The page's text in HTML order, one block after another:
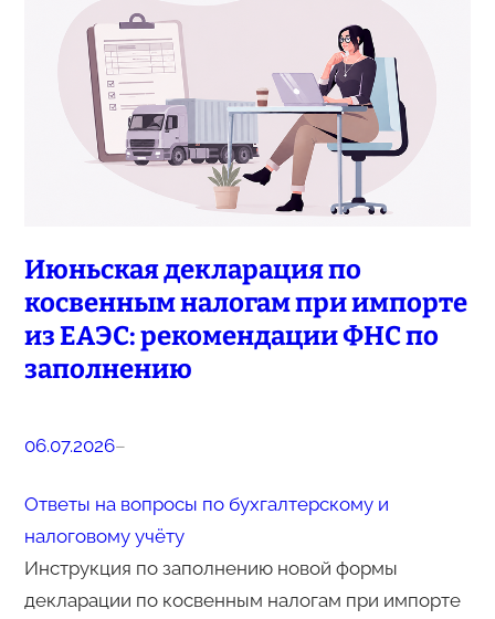
Июньская декларация по
косвенным налогам при импорте
из ЕАЭС: рекомендации ФНС по
заполнению
06.07.2026–
Ответы на вопросы по бухгалтерскому и
налоговому учёту
Инструкция по заполнению новой формы
декларации по косвенным налогам при импорте